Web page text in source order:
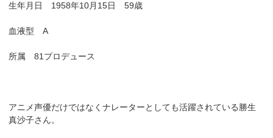
生年月日 1958年10月15日 59歳
血液型 A
所属 81プロデュース
アニメ声優だけではなくナレーターとしても活躍されている勝生
真沙子さん。